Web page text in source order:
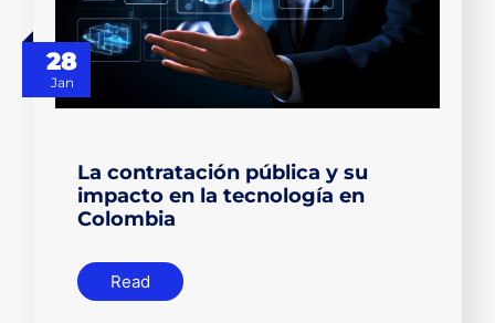
28
Jan
La contratación pública y su
impacto en la tecnología en
Colombia
Read